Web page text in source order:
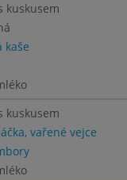
kuskusem
kaše
kuskusem
vařené vejce